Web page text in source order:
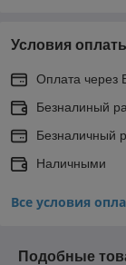
Условия
Оплата через
Безналиный
Безналичный
Наличными
Все условия
Подобные